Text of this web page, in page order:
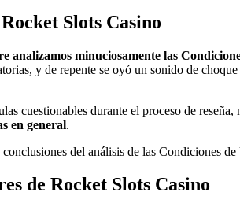
Slots Casino
analizamos minuciosamente las
y de repente se oyó un sonido de
cuestionables durante el proceso de
en general.
conclusiones del análisis de las Condiciones
de Rocket Slots Casino